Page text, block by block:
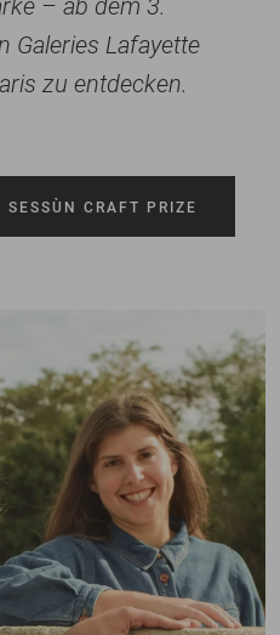
– ab dem 3.
Galeries Lafayette
zu entdecken.
CRAFT PRIZE